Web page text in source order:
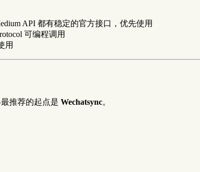
API 都有稳定的官方接口，优先使用
可编程调用
用
推荐的起点是 Wechatsync。